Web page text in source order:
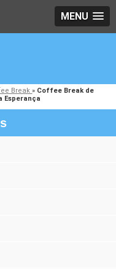
MENU
Break» Coffee Break de
Esperança